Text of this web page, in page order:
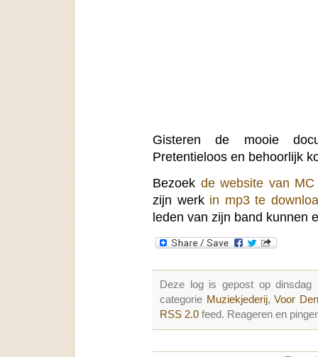
Gisteren de mooie
Pretentieloos en behoorlijk
Bezoek de website van MC
zijn werk in mp3 te
leden van zijn band kunnen
Deze log is gepost op
categorie Muziekjederij, Voor
RSS 2.0 feed. Reageren en